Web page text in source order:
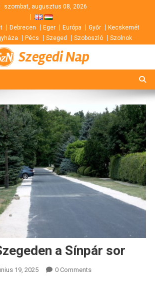
szombat, augusztus 08, 2026
Debrecen Eger Európa Győr
Kecskemét
Pécs Szeged Szoboszló Szolnok
Szegedi Nap
a Sínpár sor
19, 2025 0 Comments